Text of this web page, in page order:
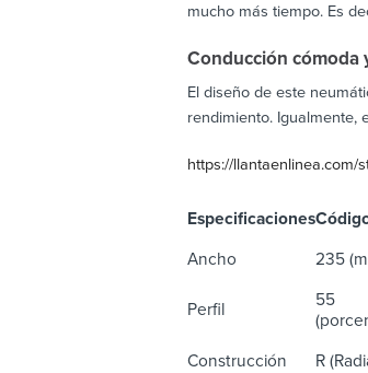
mucho más tiempo. Es
Conducción cómoda
El diseño de este
rendimiento. Igualmente,
https://llantaenlinea.com/
Especificaciones
Ancho 235
Perfil
55
Construcción R